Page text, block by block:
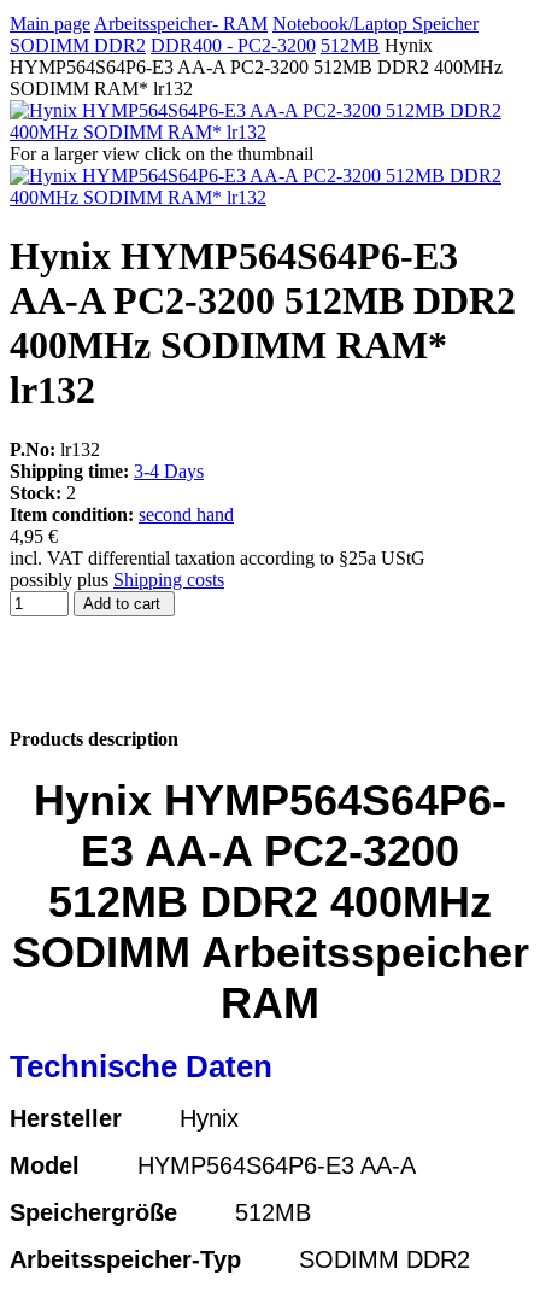
Main page Arbeitsspeicher- RAM Notebook/Laptop Speicher
SODIMM DDR2 DDR400 - PC2-3200 512MB Hynix
HYMP564S64P6-E3 AA-A PC2-3200 512MB DDR2 400MHz
SODIMM RAM* lr132
For a larger view click on the thumbnail
Hynix HYMP564S64P6-E3
AA-A PC2-3200 512MB DDR2
400MHz SODIMM RAM*
lr132
P.No: lr132
Shipping time: 3-4 Days
Stock: 2
Item condition: second hand
4,95 €
incl. VAT differential taxation according to §25a UStG
possibly plus Shipping costs
Add to cart
Products description
Hynix HYMP564S64P6-
E3 AA-A PC2-3200
512MB DDR2 400MHz
SODIMM Arbeitsspeicher
RAM
Technische Daten
Hersteller
Hynix
Model
HYMP564S64P6-E3 AA-A
Speichergröße 512MB
Arbeitsspeicher-Typ
SODIMM DDR2